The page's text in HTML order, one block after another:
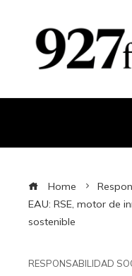
Home
EAU: RSE, motor de
sostenible
RESPONSABILIDAD